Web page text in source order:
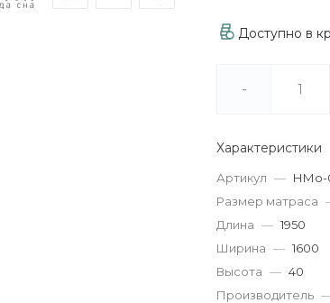
Доступно в
-
Характеристики
Артикул — НМо-
Размер матраса
Длина — 1950
Ширина — 1600
Высота — 40
Производитель